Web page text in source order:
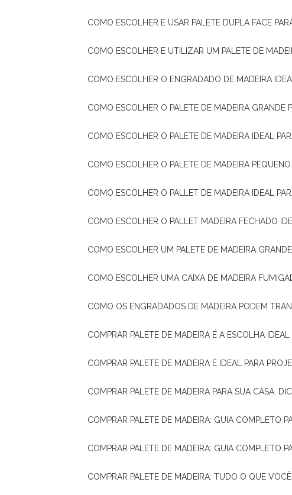
COMO ESCOLHER E USAR PALETE DUPLA FACE
COMO ESCOLHER E UTILIZAR UM PALETE DE
COMO ESCOLHER O ENGRADADO DE MADEIRA
COMO ESCOLHER O PALETE DE MADEIRA GRANDE
COMO ESCOLHER O PALETE DE MADEIRA IDEAL
COMO ESCOLHER O PALETE DE MADEIRA
COMO ESCOLHER O PALLET DE MADEIRA IDEAL
COMO ESCOLHER O PALLET MADEIRA FECHADO
COMO ESCOLHER UM PALETE DE MADEIRA
COMO ESCOLHER UMA CAIXA DE MADEIRA
COMO OS ENGRADADOS DE MADEIRA PODEM
COMPRAR PALETE DE MADEIRA É A ESCOLHA
COMPRAR PALETE DE MADEIRA É IDEAL PARA
COMPRAR PALETE DE MADEIRA PARA SUA CASA:
COMPRAR PALETE DE MADEIRA: GUIA COMPLETO
COMPRAR PALETE DE MADEIRA: GUIA COMPLETO
COMPRAR PALETE DE MADEIRA: TUDO O QUE